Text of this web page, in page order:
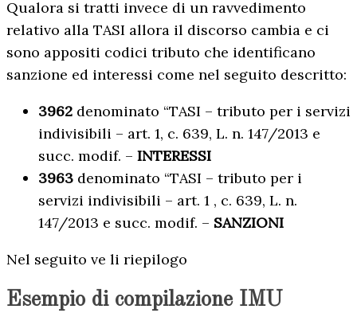
Qualora si tratti invece di un ravvedimento
relativo alla TASI allora il discorso cambia e ci
sono appositi codici tributo che identificano
sanzione ed interessi come nel seguito descritto:
3962 denominato “TASI – tributo per i servizi
indivisibili – art. 1, c. 639, L. n. 147/2013 e
succ. modif. – INTERESSI
3963 denominato “TASI – tributo per i
servizi indivisibili – art. 1 , c. 639, L. n.
147/2013 e succ. modif. – SANZIONI
Nel seguito ve li riepilogo
Esempio di compilazione IMU